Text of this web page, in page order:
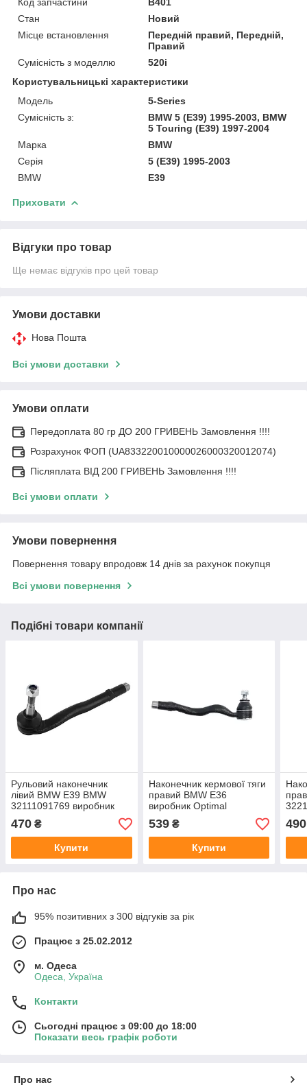
Стан
Новий
Місце встановлення
Передній правий, Передній,
Правий
Сумісність з моделлю
520i
Користувальницькі характеристики
Модель
5-Series
Сумісність з:
BMW 5 (E39) 1995-2003, BMW
5 Touring (E39) 1997-2004
Марка
BMW
Серія
5 (E39) 1995-2003
BMW
E39
Приховати
Відгуки про товар
Ще немає відгуків про цей товар
Умови доставки
Нова Пошта
Всі умови доставки
Умови оплати
Передоплата 80 гр ДО 200 ГРИВЕНЬ Замовлення !!!!
Розрахунок ФОП (UA833220010000026000320012074)
Післяплата ВІД 200 ГРИВЕНЬ Замовлення !!!!
Всі умови оплати
Умови повернення
Повернення товару впродовж 14 днів за рахунок покупця
Всі умови повернення
Подібні товари компанії
Рульовий наконечник
лівий BMW E39 BMW
32111091769 виробник
TEKNOROT Туреччина
470 ₴
Купити
Наконечник кермової тяги
правий BMW E36
виробник Optimal
Німеччина
539₴
Купити
490
Про нас
95% позитивних з 300 відгуків за рік
Працює з 25.02.2012
м. Одеса
Одеса, Україна
Контакти
Сьогодні працює з 09:00 до 18:00
Показати весь графік роботи
Про нас